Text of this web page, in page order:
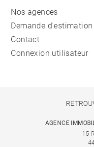
Nos agences
Demande d'estimation
Contact
Connexion utilisateur
AGENCE
15